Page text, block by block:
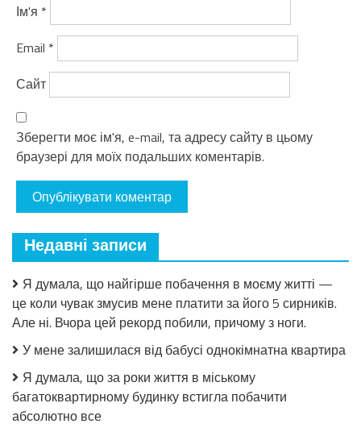
Ім'я *
Email *
Сайт
Зберегти моє ім'я, e-mail, та адресу сайту в цьому
браузері для моїх подальших коментарів.
Недавні записи
Я думала, що найгірше побачення в моєму житті —
це коли чувак змусив мене платити за його 5 сирників.
Але ні. Вчора цей рекорд побили, причому з ноги.
У мене залишилася від бабусі однокімнатна квартира
Я думала, що за роки життя в міському
багатоквартирному будинку встигла побачити
абсолютно все